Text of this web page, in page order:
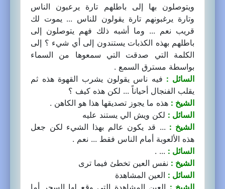
ويتوصلون بها إلى باطلهم تارة يرعبون الناس
وتارة يرغبونهم تارة يقولون للناس ... يموت لك
قريب نعم ... وما أشبه ذلك فهم يتوصلون إلى
باطلهم بهذه الكذبات يستندون إلى أي شيء ؟ إلى
الكلمة التي صدقت التي سمعوها من السماء
بواسطة مسترق السمع .
السائل : فيه ناس يقولون يشرب القهوة هذه ثم
يقلب الفنجال أحياناً ... لكن هذه كيف ؟
الشيخ : هذه ما يجوز تصديقها هذا هو الكاهن .
السائل : لكن ويش الي يستند عليه
الشيخ : ... قد يكون عالم بهذا الشيء لكن جعل
هذه الألعوبة أمام الناس فقط ... نعم .
السائل : ... .
الشيخ : نفس العين تخطئ فيما ترى
السائل : العين المشاهدة
الشيخ : العين المشاهدة التي وقع لها السحر أما